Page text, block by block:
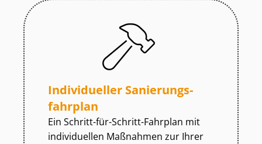
Individueller Sa­nie­rungs­
fahr­plan
Ein Schritt-für-Schritt-Fahrplan mit
individuellen Maßnahmen zur Ihrer